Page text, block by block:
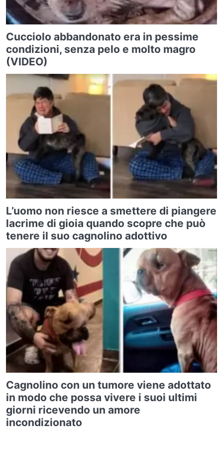
Cucciolo abbandonato era in pessime
condizioni, senza pelo e molto magro
(VIDEO)
L’uomo non riesce a smettere di piangere
lacrime di gioia quando scopre che può
tenere il suo cagnolino adottivo
Cagnolino con un tumore viene adottato
in modo che possa vivere i suoi ultimi
giorni ricevendo un amore
incondizionato